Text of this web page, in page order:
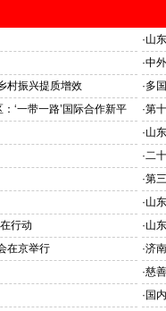
·山
·中
村振兴提质增效 ·多
‘一带一路’国际合作新平
·第
·山
·二
·第
·山
行动 ·山
在京举行 ·济
·慈
· 国